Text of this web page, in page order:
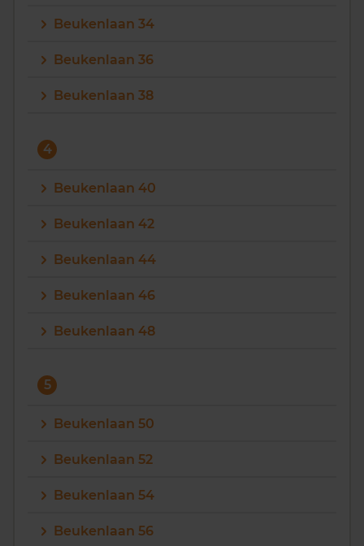
Vragen? Neem contact met ons op
088 220 4200
Beukenlaan 34
Beukenlaan 36
Beukenlaan 38
4
Beukenlaan 40
Beukenlaan 42
Beukenlaan 44
Beukenlaan 46
Beukenlaan 48
5
Beukenlaan 50
Beukenlaan 52
Beukenlaan 54
Beukenlaan 56